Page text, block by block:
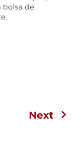
bolsa de
Next